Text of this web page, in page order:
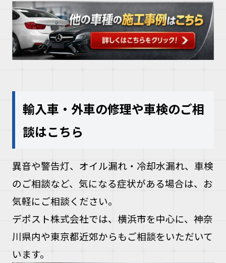
輸入車・外車の修理や車検のご相
談はこちら
異音や警告灯、オイル漏れ・冷却水漏れ、車検
のご相談など、気になる症状がある場合は、お
気軽にご相談ください。
デポスト株式会社では、横浜市を中心に、神奈
川県内や東京都近郊からもご相談をいただいて
います。